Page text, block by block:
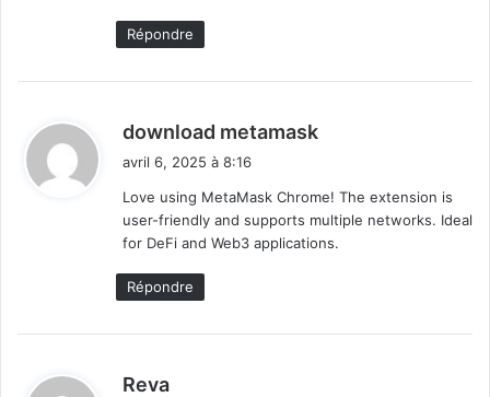
Répondre
download metamask
:
avril 6, 2025 à 8:16
Love using MetaMask Chrome! The extension is
user-friendly and supports multiple networks. Ideal
for DeFi and Web3 applications.
Répondre
Reva